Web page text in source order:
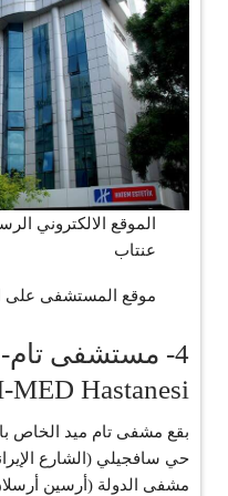
الموقع الالكتروني
عنتاب
موقع المستشفى على
MED Hastanesi
بقع مشفى تام ميد الخاص
حي سافجيلي (الشارع
مشفى الدولة (أرسين